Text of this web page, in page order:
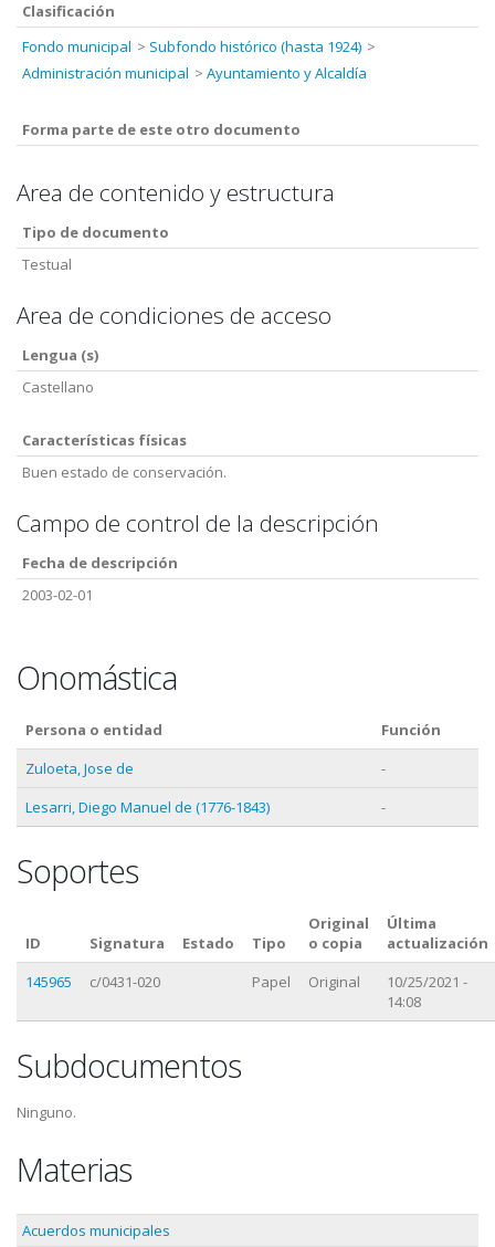
Clasificación
Fondo municipal
Subfondo histórico (hasta 1924)
Administración municipal
Ayuntamiento y Alcaldía
Forma parte de este otro documento
Area de contenido y estructura
Tipo de documento
Testual
Area de condiciones de acceso
Lengua (s)
Castellano
Características físicas
Buen estado de conservación.
Campo de control de la descripción
Fecha de descripción
2003-02-01
Onomástica
Persona o entidad
Función
Zuloeta, Jose de
-
Lesarri, Diego Manuel de (1776-1843)
-
Soportes
ID Signatura Estado Tipo
Original
o copia
Última
actualización
145965
c/0431-020 Papel Original
10/25/2021 -
14:08
Subdocumentos
Ninguno.
Materias
Acuerdos municipales